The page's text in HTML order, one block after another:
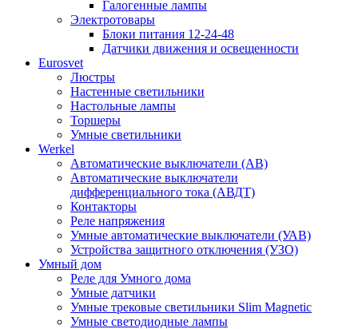
Галогенные лампы
Электротовары
Блоки питания 12-24-48
Датчики движения и освещенности
Eurosvet
Люстры
Настенные светильники
Настольные лампы
Торшеры
Умные светильники
Werkel
Автоматические выключатели (АВ)
Автоматические выключатели
дифференциального тока (АВДТ)
Контакторы
Реле напряжения
Умные автоматические выключатели (УАВ)
Устройства защитного отключения (УЗО)
Умный дом
Реле для Умного дома
Умные датчики
Умные трековые светильники Slim Magnetic
Умные светодиодные лампы